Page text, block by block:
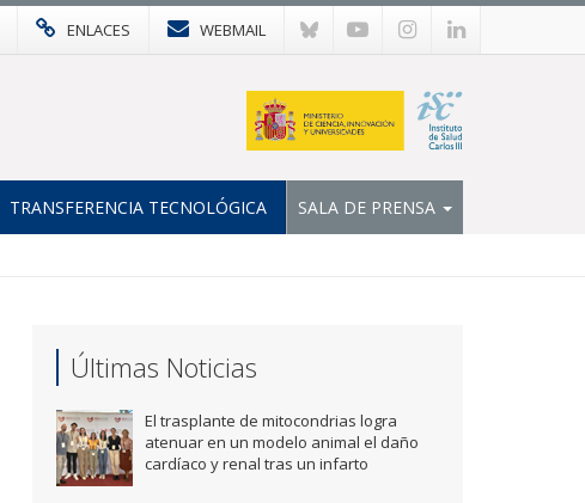
ENLACES WEBMAIL
TRANSFERENCIA TECNOLÓGICA SALA DE PRENSA
Últimas Noticias
El trasplante de mitocondrias logra
atenuar en un modelo animal el daño
cardíaco y renal tras un infarto